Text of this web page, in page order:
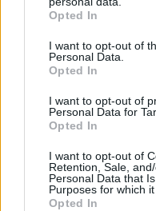
grant or deny consent to
use your data for below
consent section.
Opted In
I want to opt-out of
Personal Data.
Opted In
I want to opt-out of
Personal Data for
Opted In
I want to opt-out of
Retention, Sale,
Personal Data that
Purposes for which it
Opted In
A konyhával egy
elegáns halszálkás
egyenes